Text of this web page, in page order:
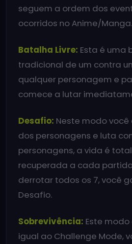
seguem a ordem dos
ocorridos no Anime/Manga.
Batalha Livre: Esta é uma
tradicional de um contra
qualquer personagem e
comece a lutar
Desafio: Neste modo você
dos personagens e luta
personagens, a vida é
recuperada a cada
derrotar todos os 7, você
Desafio.
Sobrevivência: Este
igual ao Challenge Mode,